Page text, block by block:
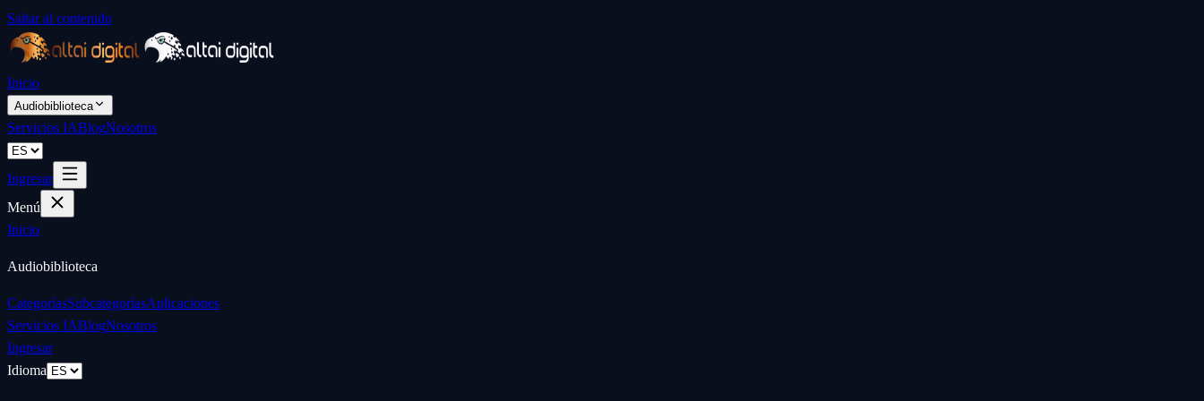
Saltar al contenido
Inicio
Audiobiblioteca
Servicios IABlogNosotros
Ingresar
Menú
Inicio
Audiobiblioteca
CategoríasSubcategoríasAplicaciones
Servicios IABlogNosotros
Ingresar
Idioma